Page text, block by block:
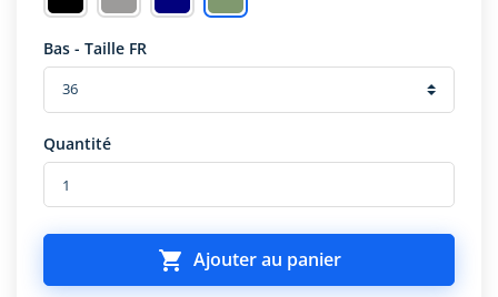
Bas - Taille FR
Quantité
 Ajouter au panier